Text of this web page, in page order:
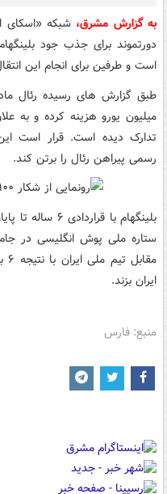
به گزارش مشرق، شبکه «اسکای
دورتموند برای جذب جود
است و طرفین برای انجام این
میلیون یورو هزینه کرده و به
تدارک دیده است. قرار است
رسمی پیراهن رئال را برتن کند.
ایران بزند.
منبع: فارس